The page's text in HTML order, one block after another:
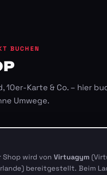
BUCHEN
10er-Karte & Co. – hier
Umwege.
Shop wird von Virtuagym
bereitgestellt. Beim